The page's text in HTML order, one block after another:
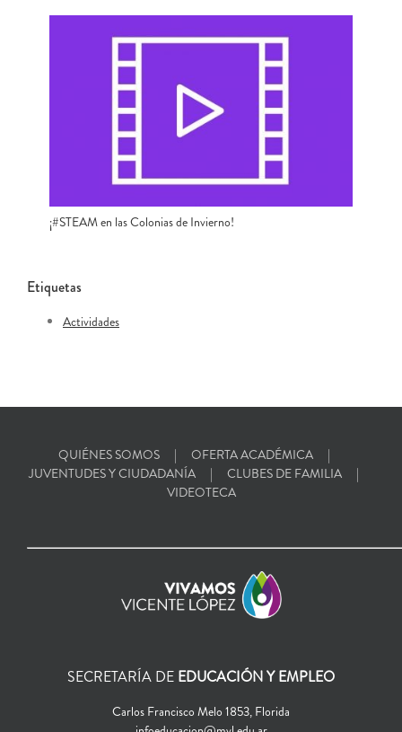
¡#STEAM en las Colonias de Invierno!
Etiquetas
Actividades
QUIÉNES SOMOS
OFERTA ACADÉMICA
JUVENTUDES Y CIUDADANÍA
CLUBES DE FAMILIA
VIDEOTECA
SECRETARÍA DE EDUCACIÓN Y EMPLEO
Carlos Francisco Melo 1853, Florida